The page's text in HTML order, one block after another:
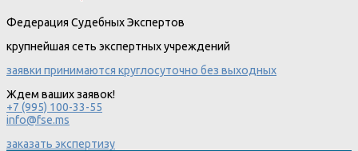
Федерация Судебных Экспертов
крупнейшая сеть экспертных учреждений
заявки принимаются круглосуточно без выходных
Ждем ваших заявок!
+7 (995) 100-33-55
info@fse.ms
заказать экспертизу